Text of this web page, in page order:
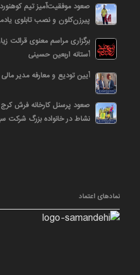
صعود موفقیت‌آمیز تیم
پیرزن‌کلون و نصب تابلوی
برگزاری مراسم معنوی قرائت
آستانه اربعین حسینی
آیین تودیع و معارفه مدیر
صعود پرسنل کارخانه فرش کرج
نشاط در خانواده بزرگ شرکت
نمادهای اعتماد